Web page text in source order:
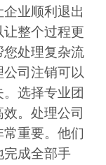
企业顺利退出
整个过程更
您处理复杂流
司注销可以
选择专业团
。处理公司
重要。他们
完成全部手